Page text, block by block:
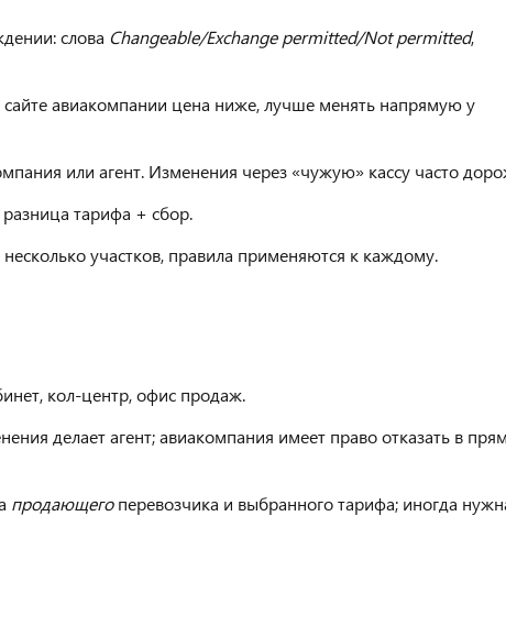
слова Changeable/Exchange permitted/Not permitted,
сайте авиакомпании цена ниже, лучше менять напрямую у
или агент. Изменения через «чужую» кассу часто
тарифа + сбор.
несколько участков, правила применяются к каждому.
кол-центр, офис продаж.
делает агент; авиакомпания имеет право отказать в
продающегоперевозчика и выбранного тарифа; иногда